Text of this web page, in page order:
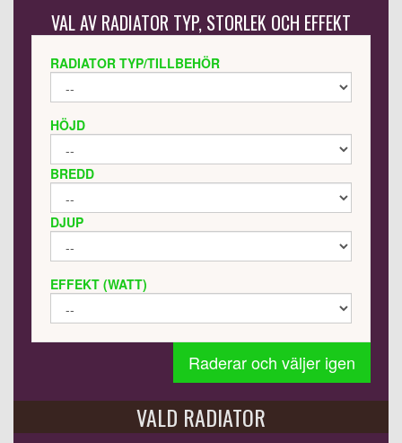
VAL AV RADIATOR TYP, STORLEK OCH EFFEKT
RADIATOR TYP/TILLBEHÖR
HÖJD
BREDD
DJUP
EFFEKT (WATT)
Raderar och väljer igen
VALD RADIATOR